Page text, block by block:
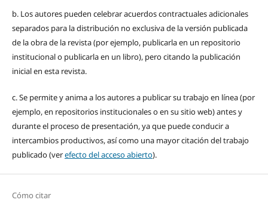
b. Los autores pueden celebrar acuerdos contractuales adicionales
separados para la distribución no exclusiva de la versión publicada
de la obra de la revista (por ejemplo, publicarla en un repositorio
institucional o publicarla en un libro), pero citando la publicación
inicial en esta revista.
c. Se permite y anima a los autores a publicar su trabajo en línea (por
ejemplo, en repositorios institucionales o en su sitio web) antes y
durante el proceso de presentación, ya que puede conducir a
intercambios productivos, así como una mayor citación del trabajo
publicado (verefecto del acceso abierto).
Cómo citar